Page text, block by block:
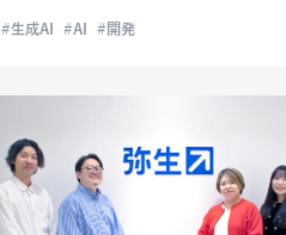
生成AI AI 開発